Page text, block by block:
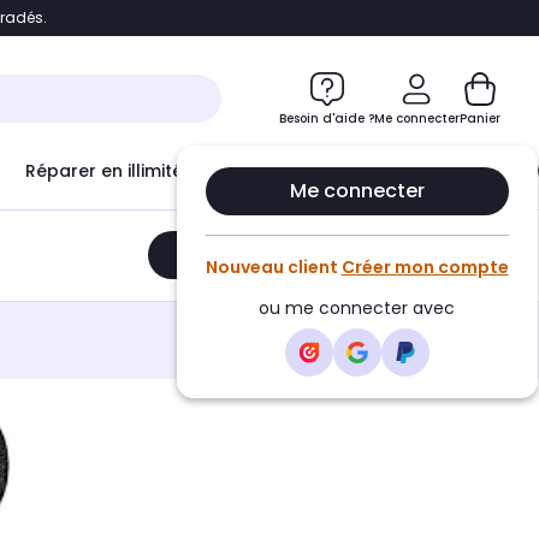
Accéder directement au chatbot
Besoin d'aide ?Me connecter
Me connecter
Nouveau client Créer mon compte
ou me connecter avec
Panier
Réparer en illimité avec Le Club Infinity
Ajouter au panier •